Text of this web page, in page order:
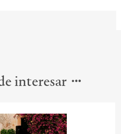
interesar